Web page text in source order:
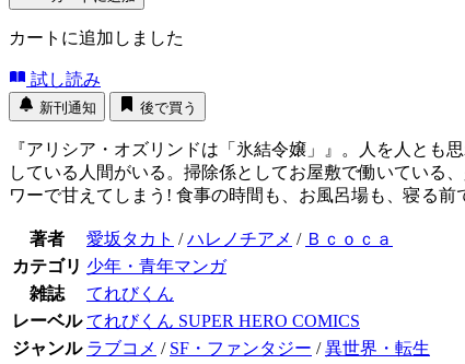
カートに追加しました
試し読み
新刊通知 後で買う
『アリシア・オズリンドは「氷結令嬢」』。人を人と
している人間がいる。掃除係としてお屋敷で働いている
ワーで甘えてしまう! 食事の時間も、お風呂場も、寝る
著者 愛坂タカト /ハレノチアメ / Ｂｃｏｃａ
カテゴリ 少年・青年マンガ
雑誌
てれびくん
レーベル てれびくん SUPER HERO COMICS
ジャンル ラブコメ / SF・ファンタジー /異世界・転生